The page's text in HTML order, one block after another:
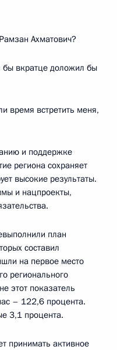
Ахматович?
бы вкратце доложил бы
время встретить меня,
и поддержке
региона сохраняет
высокие результаты.
и нацпроекты,
план
составил
на первое место
регионального
этот показатель
– 122,6 процента.
3,1 процента.
принимать активное